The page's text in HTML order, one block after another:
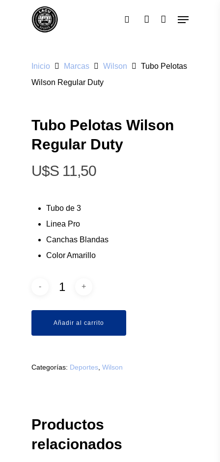
Inicio Marcas Wilson
Tubo Pelotas
Wilson Regular Duty
Tubo Pelotas Wilson
Regular Duty
$
11,50
Tubo de 3
Linea Pro
Canchas Blandas
Color Amarillo
Añadir al carrito
Categorías: Deportes Wilson
Productos
relacionados